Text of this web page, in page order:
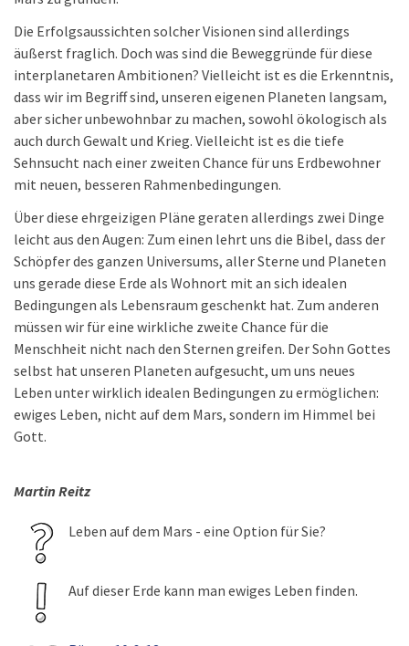
Die Erfolgsaussichten solcher Visionen sind allerdings
äußerst fraglich. Doch was sind die Beweggründe für diese
interplanetaren Ambitionen? Vielleicht ist es die Erkenntnis,
dass wir im Begriff sind, unseren eigenen Planeten langsam,
aber sicher unbewohnbar zu machen, sowohl ökologisch als
auch durch Gewalt und Krieg. Vielleicht ist es die tiefe
Sehnsucht nach einer zweiten Chance für uns Erdbewohner
mit neuen, besseren Rahmenbedingungen.
Über diese ehrgeizigen Pläne geraten allerdings zwei Dinge
leicht aus den Augen: Zum einen lehrt uns die Bibel, dass der
Schöpfer des ganzen Universums, aller Sterne und Planeten
uns gerade diese Erde als Wohnort mit an sich idealen
Bedingungen als Lebensraum geschenkt hat. Zum anderen
müssen wir für eine wirkliche zweite Chance für die
Menschheit nicht nach den Sternen greifen. Der Sohn Gottes
selbst hat unseren Planeten aufgesucht, um uns neues
Leben unter wirklich idealen Bedingungen zu ermöglichen:
ewiges Leben, nicht auf dem Mars, sondern im Himmel bei
Gott.
Martin Reitz
Leben auf dem Mars - eine Option für Sie?
Auf dieser Erde kann man ewiges Leben finden.